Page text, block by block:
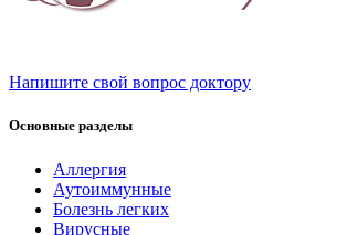
Напишите свой вопрос доктору
Основные разделы
Аллергия
Аутоиммунные
Болезнь легких
Вирусные